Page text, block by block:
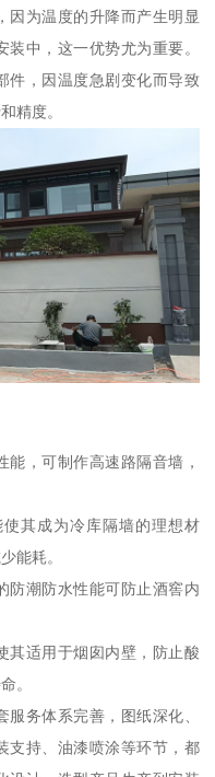
因为温度的升降而产生明显
中，这一优势尤为重要。
件，因温度急剧变化而导致
精度。
，可制作高速路隔音墙，
其成为冷库隔墙的理想材
能耗。
防潮防水性能可防止酒窖内
其适用于烟囱内壁，防止酸
。
务体系完善，图纸深化、
支持、油漆喷涂等环节，都